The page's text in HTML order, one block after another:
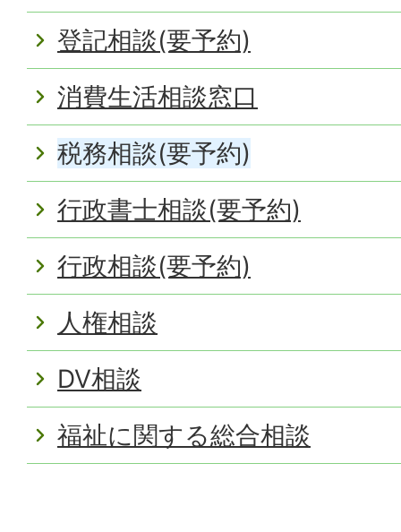
登記相談(要予約)
消費生活相談窓口
税務相談(要予約)
行政書士相談(要予約)
行政相談(要予約)
人権相談
DV相談
福祉に関する総合相談